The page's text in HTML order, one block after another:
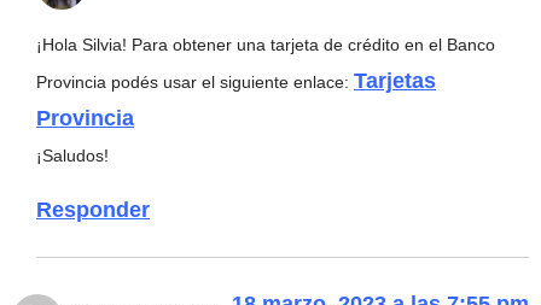
¡Hola Silvia! Para obtener una tarjeta de crédito en el Banco
Provincia podés usar el siguiente enlace: Tarjetas
Provincia
¡Saludos!
Responder